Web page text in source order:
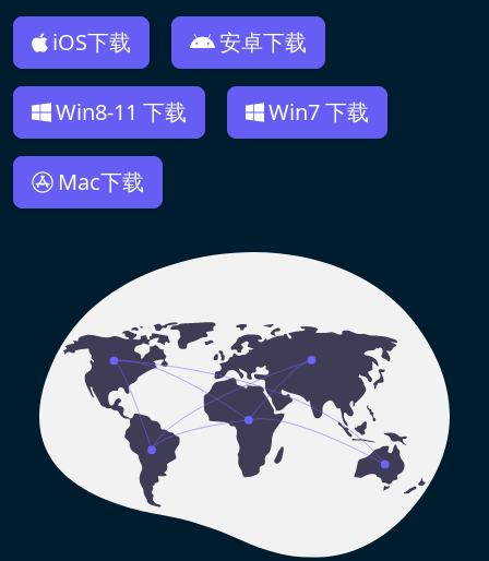
iOS下载 安卓下载
Win8-11 下载 Win7 下载
Mac下载